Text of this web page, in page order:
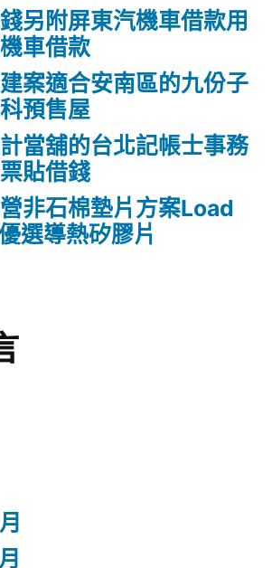
另附屏東汽機車借款用
車借款
案適合安南區的九份子
預售屋
當舖的台北記帳士事務
貼借錢
非石棉墊片方案Load
選導熱矽膠片